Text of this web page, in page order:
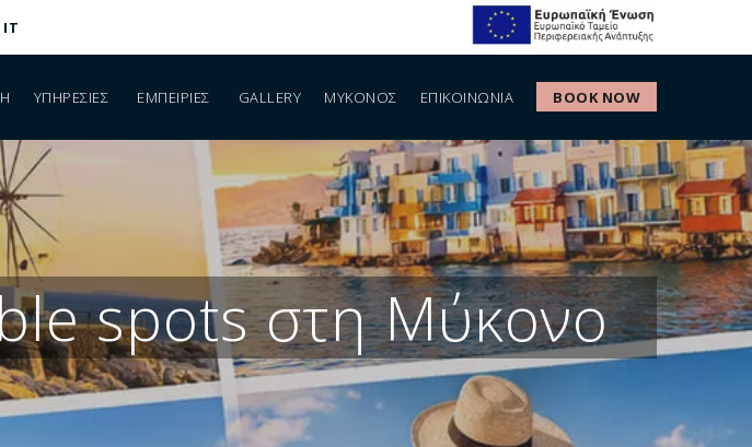
IT
ΥΠΗΡΕΣΊΕΣ ΕΜΠΕΙΡΊΕΣ GALLERY ΜΎΚΟΝΟΣ ΕΠΙΚΟΙΝΩΝΙΑ BOOK NOW
spots στη Μύκονο